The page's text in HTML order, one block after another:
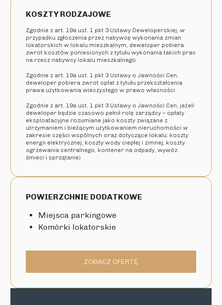
KOSZTY RODZAJOWE
Zgodnie z art. 19a ust. 1 pkt 3 Ustawy Deweloperskiej, w
przypadku zgłoszenia przez nabywcę wykonania zmian
lokatorskich w lokalu mieszkalnym, deweloper pobiera
zwrot kosztów poniesionych z tytułu wykonania takich prac
na rzecz nabywcy lokalu mieszkalnego
Zgodnie z art. 19a ust. 1 pkt 3 Ustawy o Jawności Cen,
deweloper pobiera zwrot opłat z tytułu przekształcenia
prawa użytkowania wieczystego w prawo własności
Zgodnie z art. 19a ust. 1 pkt 3 Ustawy o Jawności Cen, jeżeli
deweloper będzie czasowo pełnił rolę zarządcy – opłaty
eksploatacyjne rozumiane jako koszty związane z
utrzymaniem i bieżącym użytkowaniem nieruchomości w
zakresie części wspólnych oraz dotyczące lokalu: koszty
energii elektrycznej, koszty wody ciepłej i zimnej, koszty
ogrzewania centralnego, kontener na odpady, wywóz
śmieci i sprzątanie)
POWIERZCHNIE DODATKOWE
Miejsca parkingowe
Komórki lokatorskie
ZOBACZ OFERTĘ